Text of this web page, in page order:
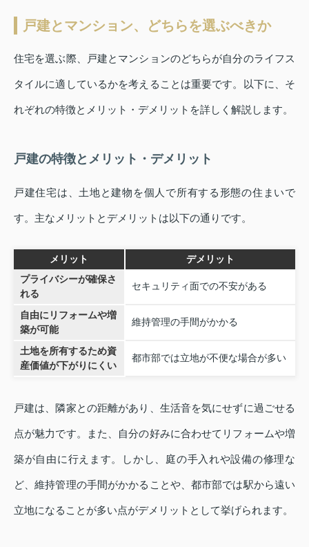
戸建とマンション、どちらを選ぶべきか
住宅を選ぶ際、戸建とマンションのどちらが自分のライフス
タイルに適しているかを考えることは重要です。以下に、そ
れぞれの特徴とメリット・デメリットを詳しく解説します。
戸建の特徴とメリット・デメリット
戸建住宅は、土地と建物を個人で所有する形態の住まいで
す。主なメリットとデメリットは以下の通りです。
メリット
デメリット
プライバシーが確保さ
れる
セキュリティ面での不安がある
自由にリフォームや増
築が可能
維持管理の手間がかかる
土地を所有するため資
産価値が下がりにくい
都市部では立地が不便な場合が多い
戸建は、隣家との距離があり、生活音を気にせずに過ごせる
点が魅力です。また、自分の好みに合わせてリフォームや増
築が自由に行えます。しかし、庭の手入れや設備の修理な
ど、維持管理の手間がかかることや、都市部では駅から遠い
立地になることが多い点がデメリットとして挙げられます。